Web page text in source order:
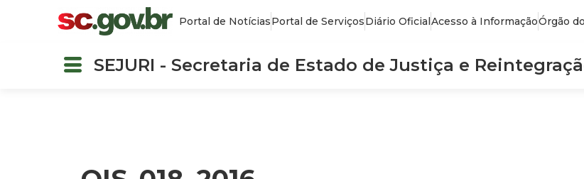
Portal de NotíciasPortal de ServiçosDiário OficialAcesso à InformaçãoÓrgão
SEJURI - Secretaria de Estado de Justiça e